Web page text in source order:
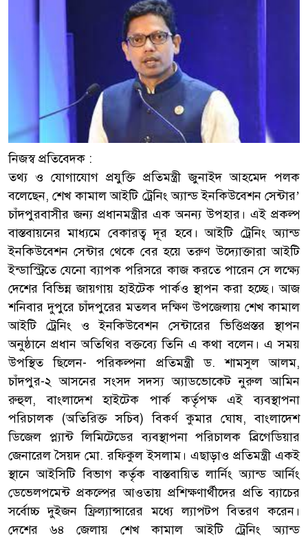
নিজস্ব প্রতিবেদক :
তথ্য ও যোগাযোগ প্রযুক্তি প্রতিমন্ত্রী জুনাইদ আহমেদ পলক
বলেছেন, শেখ কামাল আইটি ট্রেনিং অ্যান্ড ইনকিউবেশন সেন্টার’
চাঁদপুরবাসীর জন্য প্রধানমন্ত্রীর এক অনন্য উপহার। এই প্রকল্প
বাস্তবায়নের মাধ্যমে বেকারত্ব দূর হবে। আইটি ট্রেনিং অ্যান্ড
ইনকিউবেশন সেন্টার থেকে বের হয়ে তরুণ উদ্যোক্তারা আইটি
ইন্ডাস্ট্রিতে যেনো ব্যাপক পরিসরে কাজ করতে পারেন সে লক্ষ্যে
দেশের বিভিন্ন জায়গায় হাইটেক পার্কও স্থাপন করা হচ্ছে। আজ
শনিবার দুপুরে চাঁদপুরের মতলব দক্ষিণ উপজেলায় শেখ কামাল
আইটি ট্রেনিং ও ইনকিউবেশন সেন্টারের ভিত্তিপ্রস্তর স্থাপন
অনুষ্ঠানে প্রধান অতিথির বক্তব্যে তিনি এ কথা বলেন। এ সময়
উপস্থিত ছিলেন- পরিকল্পনা প্রতিমন্ত্রী ড. শামসুল আলম,
চাঁদপুর-২ আসনের সংসদ সদস্য অ্যাডভোকেট নুরুল আমিন
রুহুল, বাংলাদেশ হাইটেক পার্ক কর্তৃপক্ষ এই ব্যবস্থাপনা
পরিচালক (অতিরিক্ত সচিব) বিকর্ণ কুমার ঘোষ, বাংলাদেশ
ডিজেল প্ল্যান্ট লিমিটেডের ব্যবস্থাপনা পরিচালক ব্রিগেডিয়ার
জেনারেল সৈয়দ মো. রফিকুল ইসলাম। এছাড়াও প্রতিমন্ত্রী একই
স্থানে আইসিটি বিভাগ কর্তৃক বাস্তবায়িত লার্নিং অ্যান্ড আর্নিং
ডেভেলপমেন্ট প্রকল্পের আওতায় প্রশিক্ষণার্থীদের প্রতি ব্যাচের
সর্বোচ্চ দুইজন ফ্রিল্যান্সারের মধ্যে ল্যাপটপ বিতরণ করেন।
দেশের ৬৪ জেলায় শেখ কামাল আইটি ট্রেনিং অ্যান্ড